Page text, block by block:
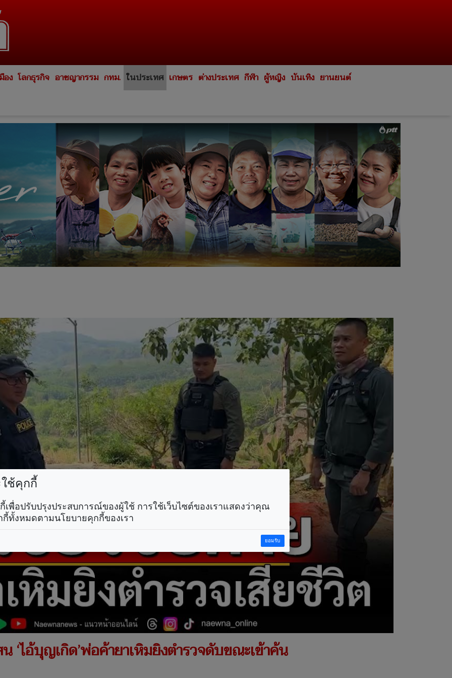
อง โลกธุรกิจ อาชญากรรม กทม. ในประเทศ เกษตร ต่างประเทศ กีฬา ผู้หญิง บันเทิง ยานยนต์
‘ไอ้บุญเกิด’พ่อค้ายาเหิมยิงตำรวจดับขณะเข้าค้น
ช้คุกกี้
เพื่อปรับปรุงประสบการณ์ของผู้ใช้ การใช้เว็บไซต์ของเราแสดงว่าคุณ
ทั้งหมดตามนโยบายคุกกี้ของเรา
ยอมรับ